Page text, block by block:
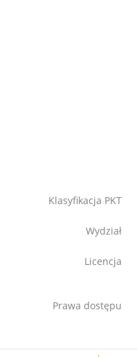
Klasyfikacja PKT
Wydział
Licencja
Prawa dostępu